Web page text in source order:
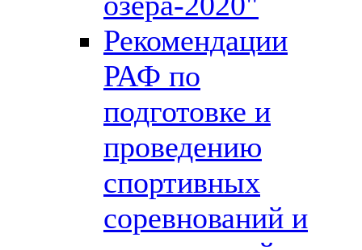
Рекомендации
РАФ по
подготовке и
проведению
спортивных
соревнований и